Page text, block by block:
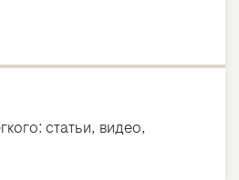
статьи, видео,